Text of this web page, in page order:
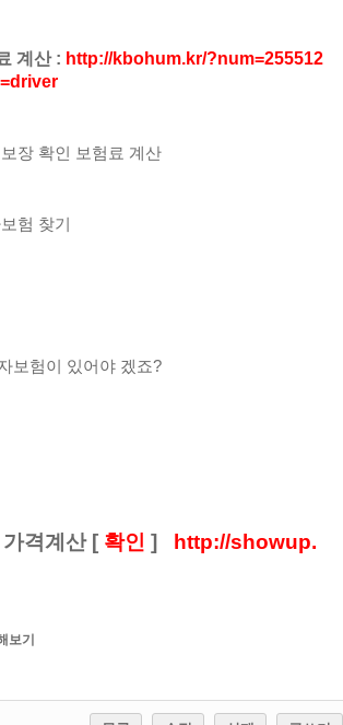
계산: http://kbohum.kr/?num=255512
장 확인 보험료 계산
험 찾기
보험이 있어야 겠죠?
가격계산[ 확인 ]
http://showup.
보기